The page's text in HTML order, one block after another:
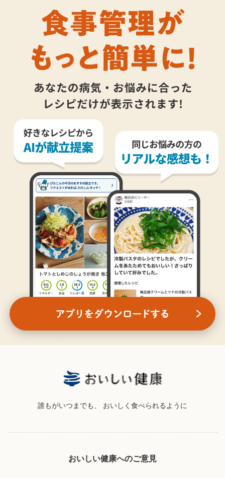
誰もがいつまでも、 おいしく食べられるように
おいしい健康へのご意見